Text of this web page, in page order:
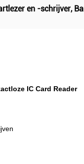
en -schrijver,
IC Card Reader